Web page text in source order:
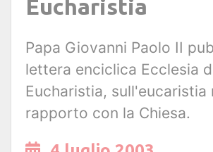
Eucharistia
Papa Giovanni Paolo II
lettera enciclica Ecclesia
Eucharistia, sull'eucaristia
rapporto con la Chiesa.